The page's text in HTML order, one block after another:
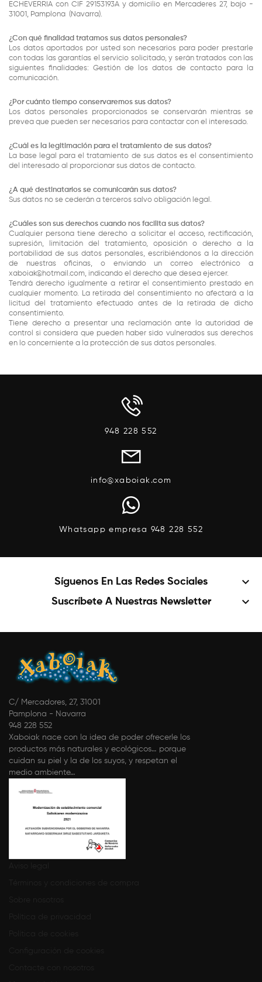
ECHEVERRIA con CIF 29153193A y domicilio en Mercaderes 27, bajo -
31001, Pamplona (Navarra).
¿Con qué finalidad tratamos sus datos personales?
Los datos aportados por usted son necesarios para poder prestarle
con todas las garantías el servicio solicitado, y serán tratados con las
siguientes finalidades: Gestión de los datos de contacto para la
comunicación.
¿Por cuánto tiempo conservaremos sus datos?
Los datos personales proporcionados se conservarán mientras se
prevea que pueden ser necesarios para contactar con el interesado.
¿Cuál es la legitimación para el tratamiento de sus datos?
La base legal para el tratamiento de sus datos es el consentimiento
del interesado al proporcionar sus datos de contacto.
¿A qué destinatarios se comunicarán sus datos?
Sus datos no se cederán a terceros salvo obligación legal.
¿Cuáles son sus derechos cuando nos facilita sus datos?
Cualquier persona tiene derecho a solicitar el acceso, rectificación,
supresión, limitación del tratamiento, oposición o derecho a la
portabilidad de sus datos personales, escribiéndonos a la dirección
de nuestras oficinas, o enviando un correo electrónico a
xaboiak@hotmail.com, indicando el derecho que desea ejercer.
Tendrá derecho igualmente a retirar el consentimiento prestado en
cualquier momento. La retirada del consentimiento no afectará a la
licitud del tratamiento efectuado antes de la retirada de dicho
consentimiento.
Tiene derecho a presentar una reclamación ante la autoridad de
control si considera que pueden haber sido vulnerados sus derechos
en lo concerniente a la protección de sus datos personales.
948 228 552
info@xaboiak.com
Whatsapp empresa 948 228 552
Síguenos En Las Redes Sociales keyboard_arrow_down
Suscríbete A Nuestras Newsletter keyboard_arrow_down
C/ Mercadores, 27, 31001
Pamplona - Navarra
948 228 552
Xaboiak nace con la idea de poder ofrecerle los
productos más naturales y ecológicos… porque
cuidan su piel y la de los suyos, y respetan el
medio ambiente…